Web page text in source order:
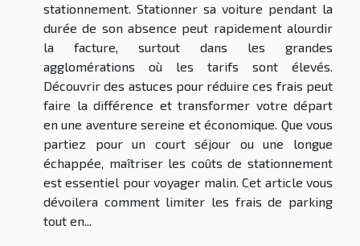
stationnement. Stationner sa voiture pendant la
durée de son absence peut rapidement alourdir
la facture, surtout dans les grandes
agglomérations où les tarifs sont élevés.
Découvrir des astuces pour réduire ces frais peut
faire la différence et transformer votre départ
en une aventure sereine et économique. Que vous
partiez pour un court séjour ou une longue
échappée, maîtriser les coûts de stationnement
est essentiel pour voyager malin. Cet article vous
dévoilera comment limiter les frais de parking
tout en...